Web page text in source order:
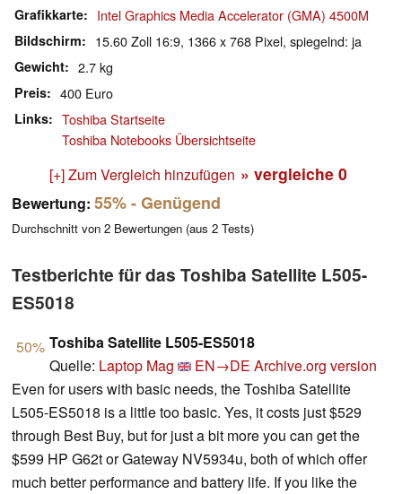
Grafikkarte Intel Graphics Media Accelerator (GMA) 4500M
Bildschirm 15.60 Zoll 16:9, 1366 x 768 Pixel, spiegelnd: ja
Gewicht 2.7 kg
Preis 400 Euro
Links
Toshiba Startseite
Toshiba Notebooks Übersichtseite
[+] Zum Vergleich hinzufügen » vergleiche 0
Bewertung: 55%- Genügend
Durchschnitt von 2 Bewertungen (aus 2 Tests)
Testberichte für das Toshiba Satellite L505-
ES5018
50% Toshiba Satellite L505-ES5018
Quelle: Laptop Mag EN→DE Archive.org version
Even for users with basic needs, the Toshiba Satellite
L505-ES5018 is a little too basic. Yes, it costs just $529
through Best Buy, but for just a bit more you can get the
$599 HP G62t or Gateway NV5934u, both of which offer
much better performance and battery life. If you like the